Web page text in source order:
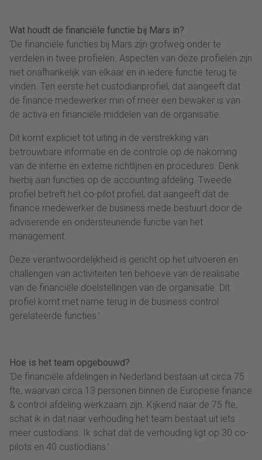
Wat houdt de financiële functie bij Mars in?
‘De financiële functies bij Mars zijn grofweg onder te
verdelen in twee profielen. Aspecten van deze profielen zijn
niet onafhankelijk van elkaar en in iedere functie terug te
vinden. Ten eerste het custodianprofiel, dat aangeeft dat
de finance medewerker min of meer een bewaker is van
de activa en financiële middelen van de organisatie.
Dit komt expliciet tot uiting in de verstrekking van
betrouwbare informatie en de controle op de nakoming
van de interne en externe richtlijnen en procedures. Denk
hierbij aan functies op de accounting afdeling. Tweede
profiel betreft het co-pilot profiel, dat aangeeft dat de
finance medewerker de business mede bestuurt door de
adviserende en ondersteunende functie van het
management.
Deze verantwoordelijkheid is gericht op het uitvoeren en
challengen van activiteiten ten behoeve van de realisatie
van de financiële doelstellingen van de organisatie. Dit
profiel komt met name terug in de business control
gerelateerde functies.’
Hoe is het team opgebouwd?
‘De financiële afdelingen in Nederland bestaan uit circa 75
fte, waarvan circa 13 personen binnen de Europese finance
& control afdeling werkzaam zijn. Kijkend naar de 75 fte,
schat ik in dat naar verhouding het team bestaat uit iets
meer custodians. Ik schat dat de verhouding ligt op 30 co-
pilots en 40 custiodians.’